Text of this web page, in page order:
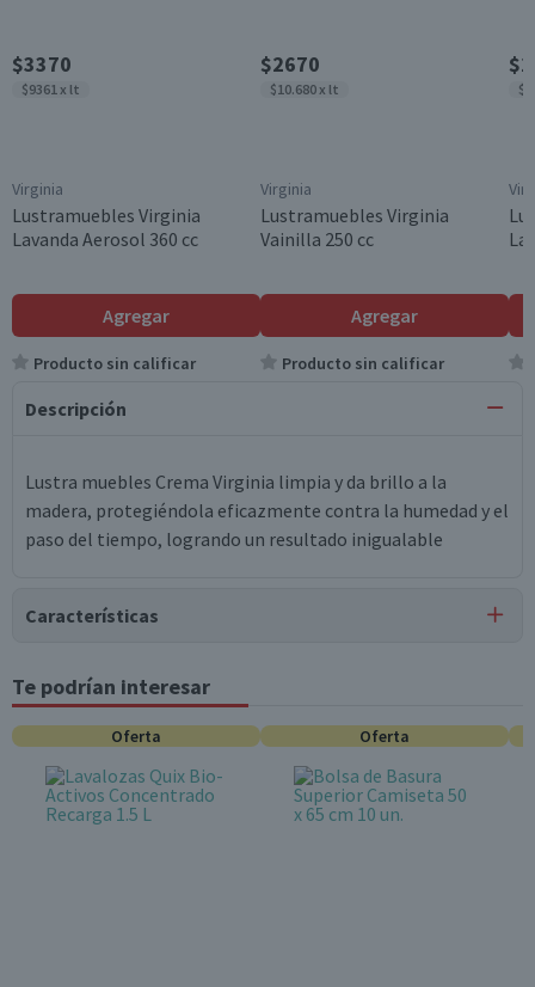
$3370
$9361 x lt
Virginia
Lustramuebles Virginia
Lavanda Aerosol 360 cc
Agregar
Producto sin calificar
$2670
$10.680 x lt
Virginia
Lustramuebles Virginia
Vainilla 250 cc
Agregar
Producto sin calificar
Descripción
Lustra muebles Crema Virginia limpia y da brillo a la
madera, protegiéndola eficazmente contra la humedad y el
paso del tiempo, logrando un resultado inigualable
Características
Tipo de Producto
Lustramuebles
Contenido
360 cc
Garantía Mínima Legal
Te podrían interesar
Oferta Oferta